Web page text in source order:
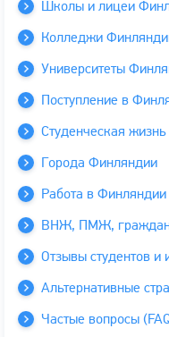
Школы и лицеи
Колледжи
Университеты
Поступление в
Студенческая
Города Финляндии
Работа в Финляндии
ВНЖ, ПМЖ,
Отзывы студентов и
Альтернативные
Частые вопросы